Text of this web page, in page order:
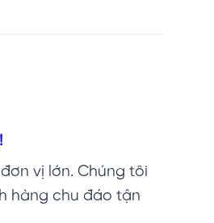
vị lớn. Chúng tôi
hàng chu đáo tận